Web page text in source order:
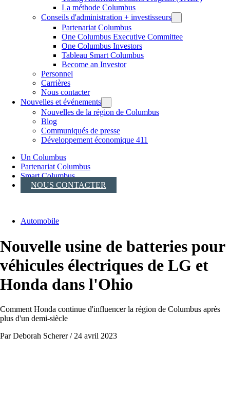
La méthode Columbus
Conseils d'administration + investisseurs
Partenariat Columbus
One Columbus Executive Committee
One Columbus Investors
Tableau Smart Columbus
Become an Investor
Personnel
Carrières
Nous contacter
Nouvelles et événements
Nouvelles de la région de Columbus
Blog
Communiqués de presse
Développement économique 411
Un Columbus
Partenariat Columbus
Smart Columbus
NOUS CONTACTER
Automobile
Nouvelle usine de batteries pour
véhicules électriques de LG et
Honda dans l'Ohio
Comment Honda continue d'influencer la région de Columbus après
plus d'un demi-siècle
Par Deborah Scherer/ 24 avril 2023